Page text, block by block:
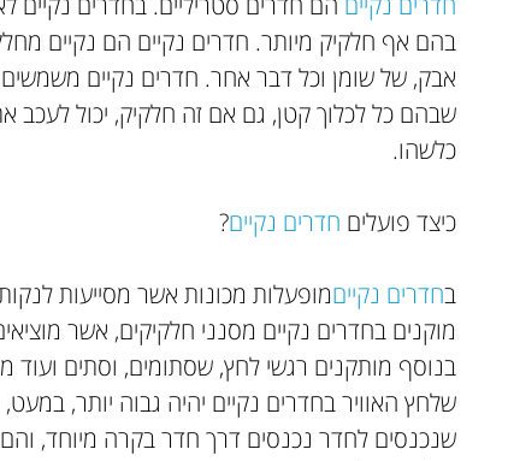
בהם אף חלקיק מיותר. חדרים נקיים הם נקיים
אבק, של שומן וכל דבר אחר. חדרים נקיים משמשים
שבהם כל לכלוך קטן, גם אם זה חלקיק, יכול לעכב
כלשהו.
כיצד פועלים חדרים נקיים?
בחדרים נקייםמופעלות מכונות אשר מסייעות
מוקנים בחדרים נקיים מסנני חלקיקים, אשר
בנוסף מותקנים רגשי לחץ, שסתומים, וסתים ועוד
שלחץ האוויר בחדרים נקיים יהיה גבוה יותר,
שנכנסים לחדר נכנסים דרך חדר בקרה מיוחד,